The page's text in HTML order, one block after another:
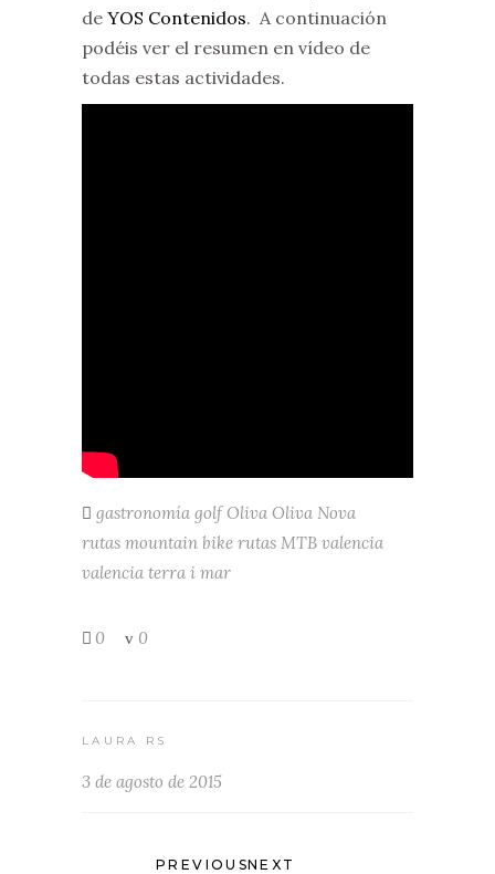
de YOS Contenidos. A continuación
podéis ver el resumen en vídeo de
todas estas actividades.
gastronomía golf Oliva Oliva Nova
rutas mountain bike rutas MTB valencia
valencia terra i mar
0 0
LAURA RS
3 de agosto de 2015
PREVIOUSNEXT